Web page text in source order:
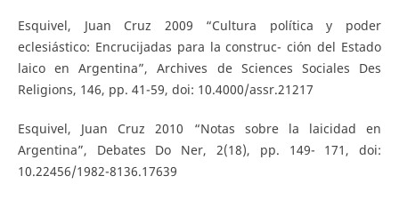
Esquivel, Juan Cruz 2009 “Cultura política y poder
eclesiástico: Encrucijadas para la construc- ción del Estado
laico en Argentina”, Archives de Sciences Sociales Des
Religions, 146, pp. 41-59, doi: 10.4000/assr.21217
Esquivel, Juan Cruz 2010 “Notas sobre la laicidad en
Argentina”, Debates Do Ner, 2(18), pp. 149- 171, doi:
10.22456/1982-8136.17639